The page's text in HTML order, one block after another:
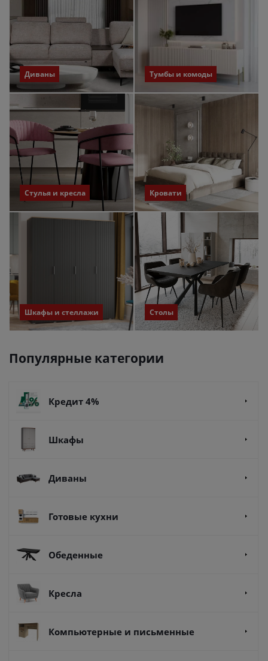
Диваны Тумбы и комоды
Стулья и кресла Кровати
Шкафы и стеллажи Столы
Популярные категории
Кредит 4%
Шкафы
Диваны
Готовые кухни
Обеденные
Кресла
Компьютерные и письменные